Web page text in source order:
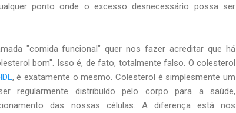
ponto onde o excesso desnecessário possa ser
"comida funcional" quer nos fazer acreditar que há
bom". Isso é, de fato, totalmente falso. O colesterol
, é exatamente o mesmo. Colesterol é simplesmente um
regularmente distribuído pelo corpo para a saúde,
das nossas células. A diferença está nos